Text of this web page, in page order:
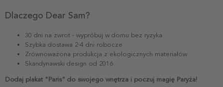
Dlaczego Dear Sam?
30 dni na zwrot - wypróbuj w domu bez ryzyka
Szybka dostawa 2-4 dni robocze
Zrównoważona produkcja z ekologicznych materiałów
Skandynawski design od 2016
Dodaj plakat "Paris" do swojego wnętrza i poczuj magię Paryża!